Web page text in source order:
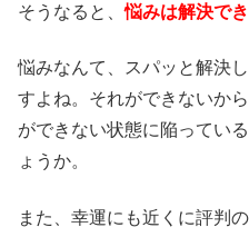
そうなると、悩みは解決で
悩みなんて、スパッと解決
すよね。それができないか
ができない状態に陥ってい
ょうか。
また、幸運にも近くに評判